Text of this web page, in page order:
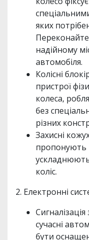
яких
надійному
автомобіля.
Колісні
пристрої
колеса,
без
різних
Захисні
пропонують
коліс.
2. Електронні
сучасні
бути